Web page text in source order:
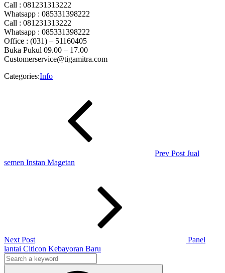
Call : 081231313222
Whatsapp : 085331398222
Call : 081231313222
Whatsapp : 085331398222
Office : (031) – 51160405
Buka Pukul 09.00 – 17.00
Customerservice@tigamitra.com
Categories:Info
Prev Post Jual
semen Instan Magetan
Next Post
Panel
lantai Citicon Kebayoran Baru
Search
for: